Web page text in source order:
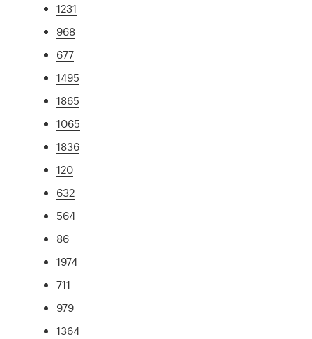
1231
968
677
1495
1865
1065
1836
120
632
564
86
1974
711
979
1364